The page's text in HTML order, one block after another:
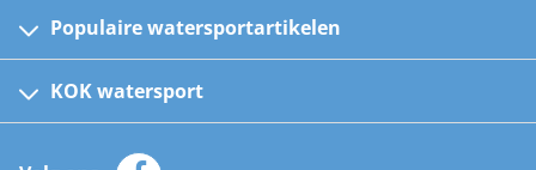
Populaire watersportartikelen
Kinder reddingsvesten
Automatische reddingsvesten
Zeilkleding
KOK watersport
Klantenservice